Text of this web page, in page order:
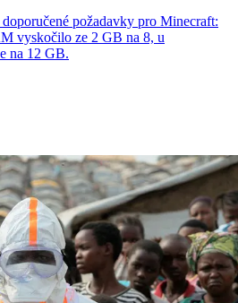
požadavky pro Minecraft:
vyskočilo ze 2 GB na 8, u
na 12 GB.